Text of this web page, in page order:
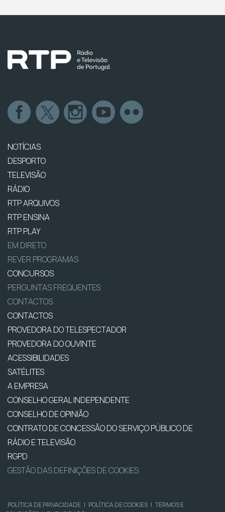
NOTÍCIAS
DESPORTO
TELEVISÃO
RÁDIO
RTP ARQUIVOS
RTP ENSINA
RTP PLAY
EM DIRETO
REVER PROGRAMAS
CONCURSOS
PERGUNTAS FREQUENTES
CONTACTOS
CONTACTOS
PROVEDORA DO TELESPECTADOR
PROVEDORA DO OUVINTE
ACESSIBILIDADES
SATÉLITES
A EMPRESA
CONSELHO GERAL INDEPENDENTE
CONSELHO DE OPINIÃO
CONTRATO DE CONCESSÃO DO SERVIÇO PÚBLICO DE
RÁDIO E TELEVISÃO
RGPD
GESTÃO DAS DEFINIÇÕES DE COOKIES
POLÍTICA DE PRIVACIDADE | POLÍTICA DE COOKIES | TERMOS E